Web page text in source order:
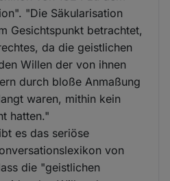
"Die Säkularisation
Gesichtspunkt betrachtet,
da die geistlichen
Willen der von ihnen
durch bloße Anmaßung
waren, mithin kein
hatten."
es das seriöse
von
die "geistlichen